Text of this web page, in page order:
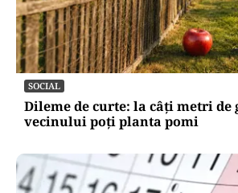
SOCIAL
Dileme de curte: la câți metri de
vecinului poți planta pomi